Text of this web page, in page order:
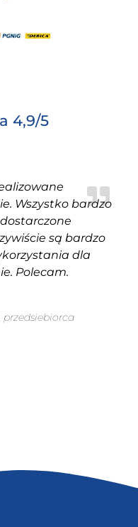
4,9/5
Wszystko bardzo
są bardzo
dla
Polecam.
przedsiebiorca